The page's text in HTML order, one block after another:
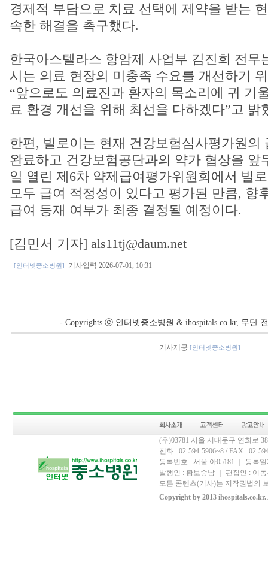
경제적 부담으로 치료 선택에 제약을 받는
속한 해결을 촉구했다.
한국아스텔라스 항암제 사업부 김진희 전무
시는 의료 현장의 미충족 수요를 개선하기
“앞으로도 의료진과 환자의 목소리에 귀 기
료 환경 개선을 위해 최선을 다하겠다”고 밝
한편, 빌로이는 현재 건강보험심사평가원의
완료하고 건강보험공단과의 약가 협상을 앞
일 열린 제6차 약제급여평가위원회에서 빌로
모두 급여 적정성이 있다고 평가된 만큼, 향
급여 등재 여부가 최종 결정될 예정이다.
[김민서 기자] als11tj@daum.net
[인터넷중소병원] 기사입력 2026-07-01, 10:31
- Copyrights ⓒ 인터넷중소병원 & ihospitals.co.kr, 무단
기사제공 [인터넷중소병원]
(우)03781 서울 서대문구 연희로
전화 : 02-594-5906~8 / FAX : 02-
등록번호 : 서울 아05181 ｜ 등록
발행인 : 황보승남 ｜ 편집인 : 이
모든 콘텐츠(기사)는 저작권법의
Copyright by 2013 ihospitals.co.kr.